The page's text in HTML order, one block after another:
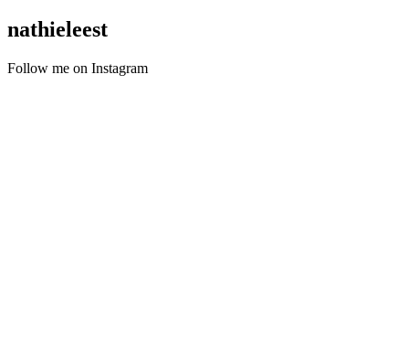
nathieleest
Follow me on Instagram